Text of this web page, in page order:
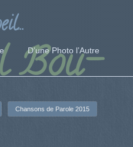
Bou-
D’une Photo l’Autre
Chansons de Parole 2015